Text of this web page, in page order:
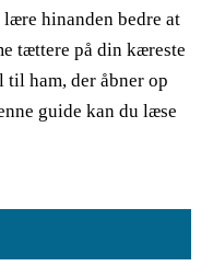
hinanden bedre at
tættere på din kæreste
til ham, der åbner op
guide kan du læse